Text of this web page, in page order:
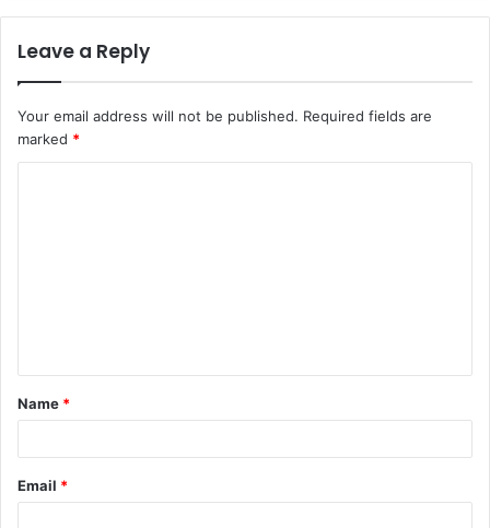
Leave a Reply
Your email address will not be published. Required fields are
marked *
t
*
Name *
Email *